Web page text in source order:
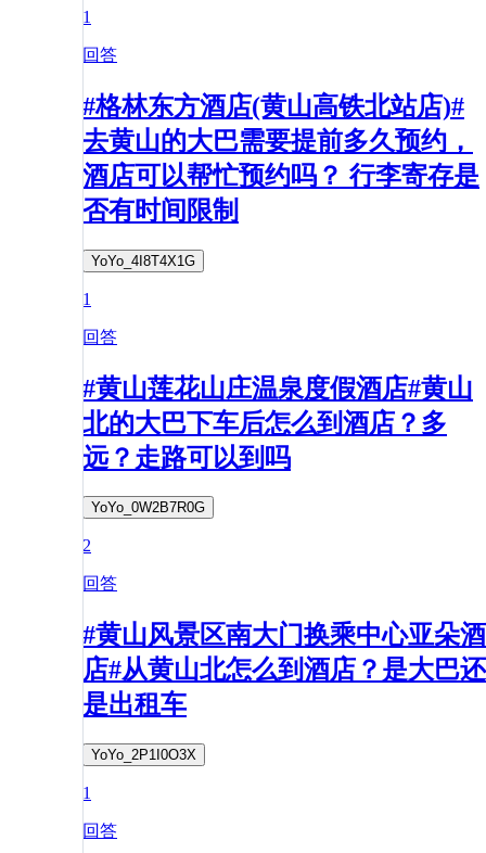
1
回答
#格林东方酒店(黄山高铁北站店)#
去黄山的大巴需要提前多久预约，
酒店可以帮忙预约吗？ 行李寄存是
否有时间限制
YoYo_4I8T4X1G
1
回答
#黄山莲花山庄温泉度假酒店#黄山
北的大巴下车后怎么到酒店？多
远？走路可以到吗
YoYo_0W2B7R0G
2
回答
#黄山风景区南大门换乘中心亚朵酒
店#从黄山北怎么到酒店？是大巴还
是出租车
YoYo_2P1I0O3X
1
回答